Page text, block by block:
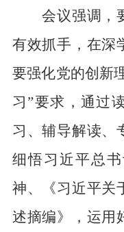
会议强调，
有效抓手，在深
要强化党的创新
习”要求， 通过
习、辅导解读、
细悟习近平总
神、《习近平关
述摘编》，运用